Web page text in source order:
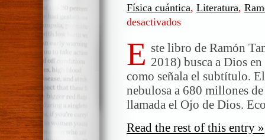
Física cuántica, Literatura,
desactivados
a
Dios
en
el
universo»
E ste libro de Ramón
2018) busca a Dios
como señala el subtítulo.
nebulosa a 680 millones
llamada el Ojo de Dios.
Read the rest of this entry »